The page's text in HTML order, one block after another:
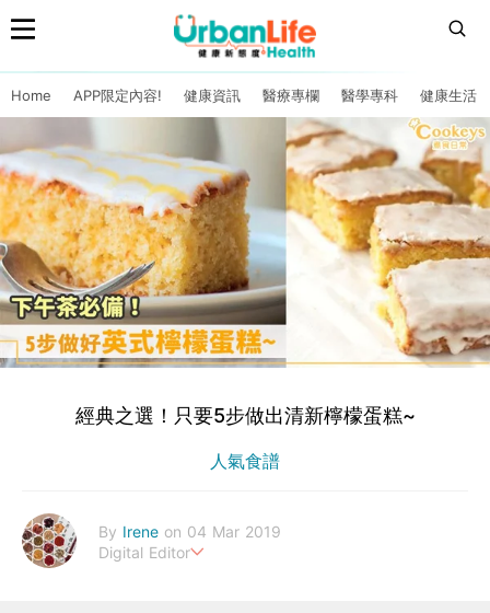
Home APP限定內容! 健康資訊 醫療專欄 醫學專科 健康生活
經典之選！只要5步做出清新檸檬蛋糕~
人氣食譜
By Irene on 04 Mar 2019
Digital Editor